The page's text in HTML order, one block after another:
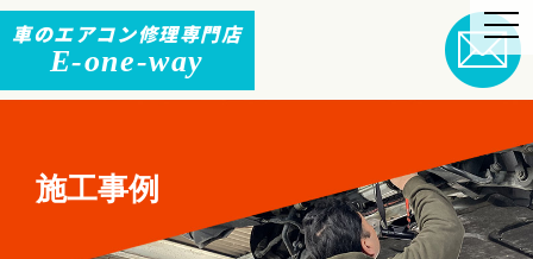
車のエアコン修理専門店
E-one-way
施工事例